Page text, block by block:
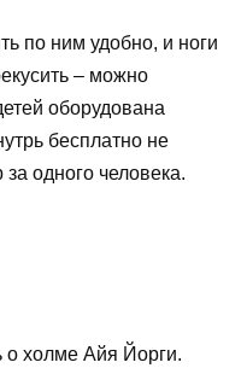
по ним удобно, и ноги
– можно
оборудована
бесплатно не
одного человека.
о холме Айя Йорги.